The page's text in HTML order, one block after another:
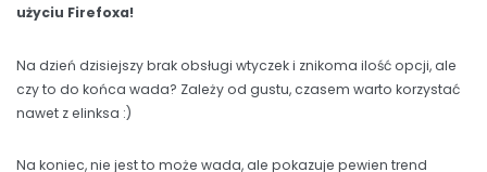
użyciu Firefoxa!
Na dzień dzisiejszy brak obsługi wtyczek i znikoma ilość opcji, ale
czy to do końca wada? Zależy od gustu, czasem warto korzystać
nawet z elinksa :)
Na koniec, nie jest to może wada, ale pokazuje pewien trend